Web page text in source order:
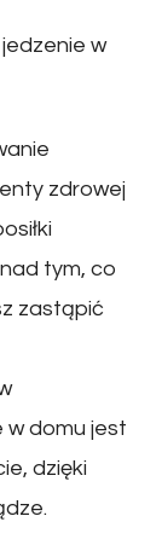
jedzenie w
zdrowej
tym, co
zastąpić
w domu jest
dzięki